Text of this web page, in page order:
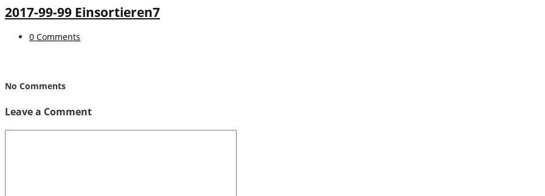
2017-99-99 Einsortieren7
0 Comments
No Comments
Leave a Comment